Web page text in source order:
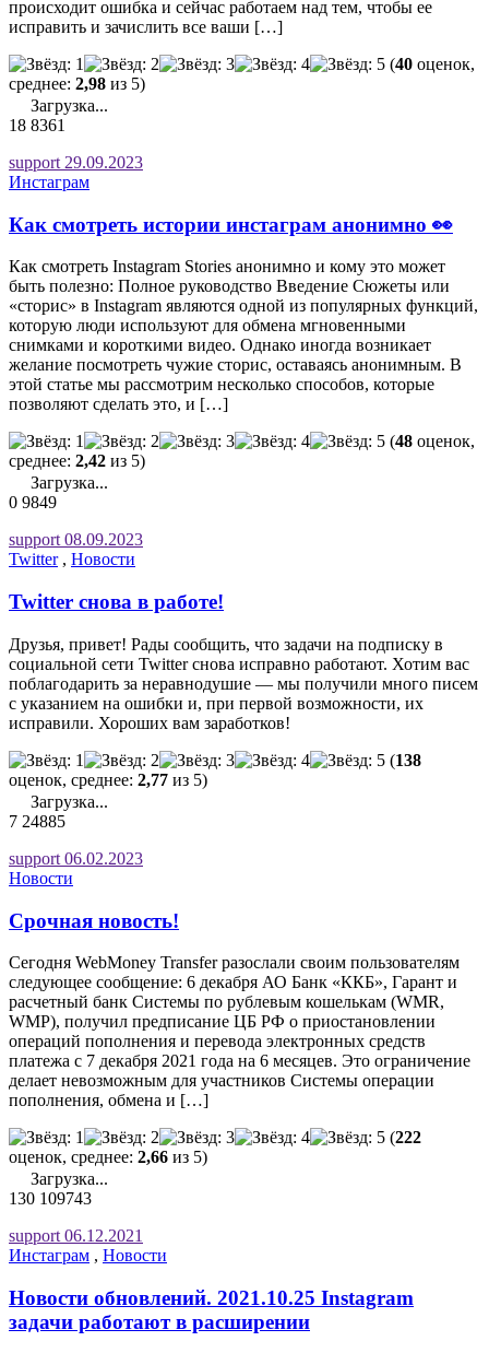
происходит ошибка и сейчас работаем над тем, чтобы ее
исправить и зачислить все ваши […]
(40 оценок,
среднее: 2,98 из 5)
Загрузка...
18 8361
support 29.09.2023
Инстаграм
Как смотреть истории инстаграм анонимно 👀
Как смотреть Instagram Stories анонимно и кому это может
быть полезно: Полное руководство Введение Сюжеты или
«сторис» в Instagram являются одной из популярных функций,
которую люди используют для обмена мгновенными
снимками и короткими видео. Однако иногда возникает
желание посмотреть чужие сторис, оставаясь анонимным. В
этой статье мы рассмотрим несколько способов, которые
позволяют сделать это, и […]
(48 оценок,
среднее: 2,42 из 5)
Загрузка...
0 9849
support 08.09.2023
Twitter, Новости
Twitter снова в работе!
Друзья, привет! Рады сообщить, что задачи на подписку в
социальной сети Twitter снова исправно работают. Хотим вас
поблагодарить за неравнодушие — мы получили много писем
с указанием на ошибки и, при первой возможности, их
исправили. Хороших вам заработков!
(138
оценок, среднее: 2,77 из 5)
Загрузка...
7 24885
support 06.02.2023
Новости
Срочная новость!
Сегодня WebMoney Transfer разослали своим пользователям
следующее сообщение: 6 декабря АО Банк «ККБ», Гарант и
расчетный банк Системы по рублевым кошелькам (WMR,
WMP), получил предписание ЦБ РФ о приостановлении
операций пополнения и перевода электронных средств
платежа с 7 декабря 2021 года на 6 месяцев. Это ограничение
делает невозможным для участников Системы операции
пополнения, обмена и […]
(222
оценок, среднее: 2,66 из 5)
Загрузка...
130 109743
support 06.12.2021
Инстаграм , Новости
Новости обновлений. 2021.10.25 Instagram
задачи работают в расширении